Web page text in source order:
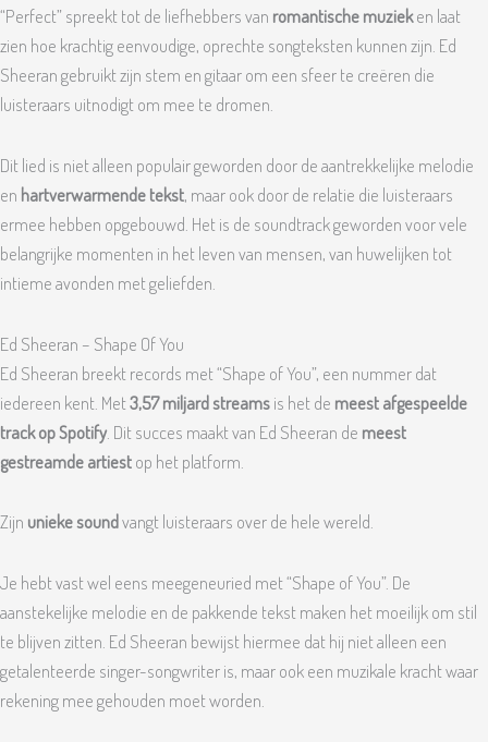
“Perfect” spreekt tot de liefhebbers van romantische muzieken laat
zien hoe krachtig eenvoudige, oprechte songteksten kunnen zijn. Ed
Sheeran gebruikt zijn stem en gitaar om een sfeer te creëren die
luisteraars uitnodigt om mee te dromen.
Dit lied is niet alleen populair geworden door de aantrekkelijke melodie
en hartverwarmende tekst, maar ook door de relatie die luisteraars
ermee hebben opgebouwd. Het is de soundtrack geworden voor vele
belangrijke momenten in het leven van mensen, van huwelijken tot
intieme avonden met geliefden.
Ed Sheeran – Shape Of You
Ed Sheeran breekt records met “Shape of You”, een nummer dat
iedereen kent. Met3,57 miljard streamsis het de meest afgespeelde
track op Spotify . Dit succes maakt van Ed Sheeran de meest
gestreamde artiestop het platform.
Zijn unieke soundvangt luisteraars over de hele wereld.
Je hebt vast wel eens meegeneuried met “Shape of You”. De
aanstekelijke melodie en de pakkende tekst maken het moeilijk om stil
te blijven zitten. Ed Sheeran bewijst hiermee dat hij niet alleen een
getalenteerde singer-songwriter is, maar ook een muzikale kracht waar
rekening mee gehouden moet worden.